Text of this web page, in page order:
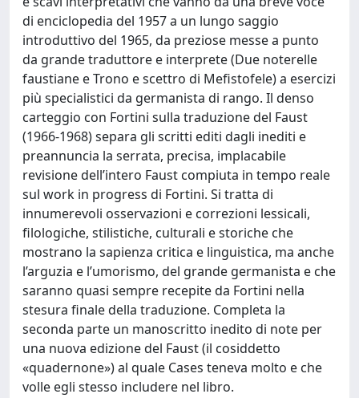
di enciclopedia del 1957 a un lungo saggio
introduttivo del 1965, da preziose messe a punto
da grande traduttore e interprete (Due noterelle
faustiane e Trono e scettro di Mefistofele) a esercizi
più specialistici da germanista di rango. Il denso
carteggio con Fortini sulla traduzione del Faust
(1966-1968) separa gli scritti editi dagli inediti e
preannuncia la serrata, precisa, implacabile
revisione dell’intero Faust compiuta in tempo reale
sul work in progress di Fortini. Si tratta di
innumerevoli osservazioni e correzioni lessicali,
filologiche, stilistiche, culturali e storiche che
mostrano la sapienza critica e linguistica, ma anche
l’arguzia e l’umorismo, del grande germanista e che
saranno quasi sempre recepite da Fortini nella
stesura finale della traduzione. Completa la
seconda parte un manoscritto inedito di note per
una nuova edizione del Faust (il cosiddetto
«quadernone») al quale Cases teneva molto e che
volle egli stesso includere nel libro.